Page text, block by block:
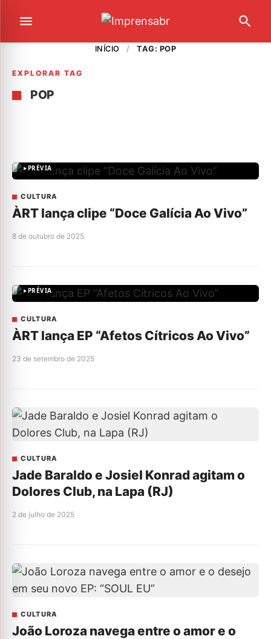
INÍCIO / TAG: POP
EXPLORAR TAG
POP
PRÉVIA
CULTURA
ÀRT lança clipe “Doce Galícia Ao Vivo”
8 de outubro de 2025
PRÉVIA
CULTURA
ÀRT lança EP “Afetos Cítricos Ao Vivo”
23 de setembro de 2025
CULTURA
Jade Baraldo e Josiel Konrad agitam o
Dolores Club, na Lapa (RJ)
2 de julho de 2025
CULTURA
João Loroza navega entre o amor e o